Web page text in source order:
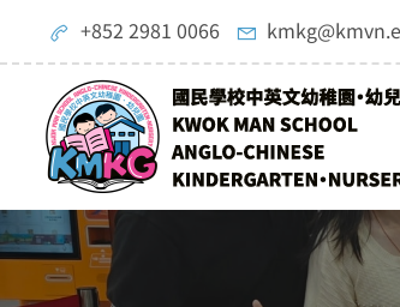
+852 2981 0066